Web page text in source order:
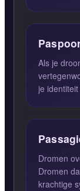
Als je
je
Dromen
Dromen
krachtige